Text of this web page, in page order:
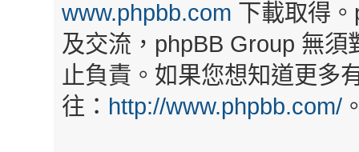
www.phpbb.com 下載取得
及交流，phpBB Group 無
止負責。如果您想知道更多
往： http://www.phpbb.com/